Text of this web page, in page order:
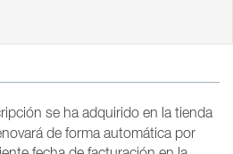
se ha adquirido en la tienda
de forma automática por